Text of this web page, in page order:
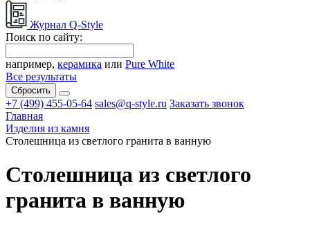
Журнал Q-Style
Поиск по сайту:
например, керамика или Pure White
Все результаты
Сбросить
+7 (499) 455-05-64 sales@q-style.ru Заказать звонок
Главная
Изделия из камня
Столешница из светлого гранита в ванную
Столешница из светлого
гранита в ванную